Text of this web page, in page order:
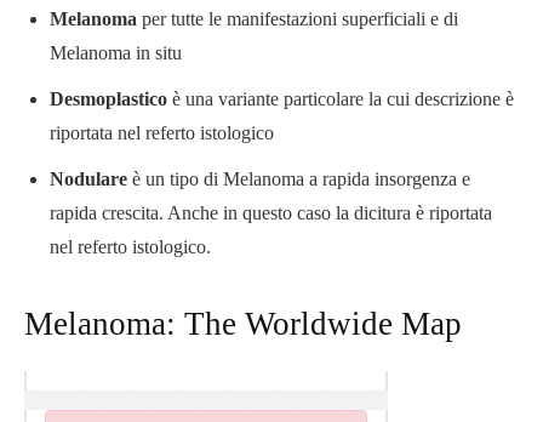
Melanoma per tutte le manifestazioni superficiali e di
Melanoma in situ
Desmoplastico è una variante particolare la cui descrizione è
riportata nel referto istologico
Nodulare è un tipo di Melanoma a rapida insorgenza e
rapida crescita. Anche in questo caso la dicitura è riportata
nel referto istologico.
Melanoma: The Worldwide Map